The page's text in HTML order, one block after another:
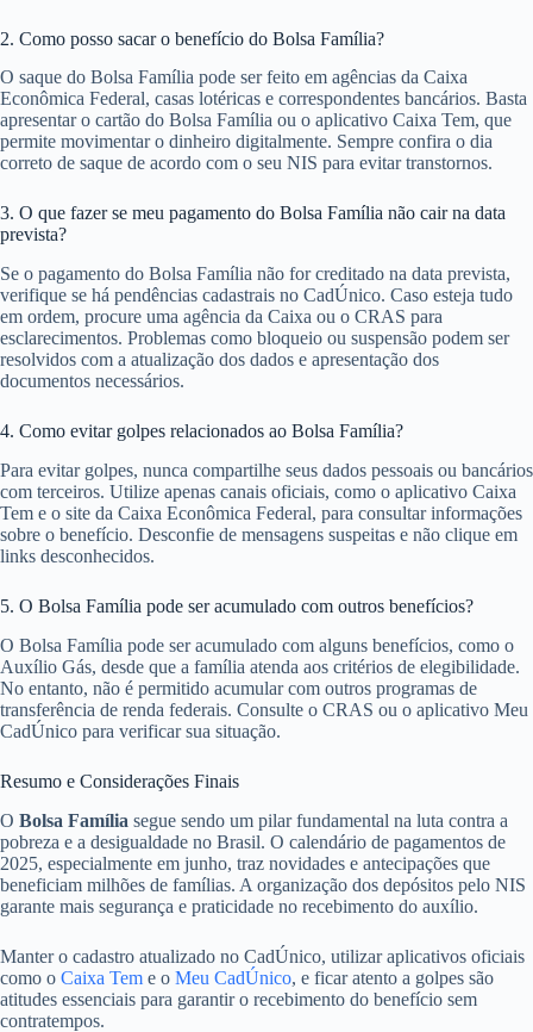
2. Como posso sacar o benefício do Bolsa Família?
O saque do Bolsa Família pode ser feito em agências da Caixa
Econômica Federal, casas lotéricas e correspondentes bancários. Basta
apresentar o cartão do Bolsa Família ou o aplicativo Caixa Tem, que
permite movimentar o dinheiro digitalmente. Sempre confira o dia
correto de saque de acordo com o seu NIS para evitar transtornos.
3. O que fazer se meu pagamento do Bolsa Família não cair na data
prevista?
Se o pagamento do Bolsa Família não for creditado na data prevista,
verifique se há pendências cadastrais no CadÚnico. Caso esteja tudo
em ordem, procure uma agência da Caixa ou o CRAS para
esclarecimentos. Problemas como bloqueio ou suspensão podem ser
resolvidos com a atualização dos dados e apresentação dos
documentos necessários.
4. Como evitar golpes relacionados ao Bolsa Família?
Para evitar golpes, nunca compartilhe seus dados pessoais ou bancários
com terceiros. Utilize apenas canais oficiais, como o aplicativo Caixa
Tem e o site da Caixa Econômica Federal, para consultar informações
sobre o benefício. Desconfie de mensagens suspeitas e não clique em
links desconhecidos.
5. O Bolsa Família pode ser acumulado com outros benefícios?
O Bolsa Família pode ser acumulado com alguns benefícios, como o
Auxílio Gás, desde que a família atenda aos critérios de elegibilidade.
No entanto, não é permitido acumular com outros programas de
transferência de renda federais. Consulte o CRAS ou o aplicativo Meu
CadÚnico para verificar sua situação.
Resumo e Considerações Finais
O Bolsa Família segue sendo um pilar fundamental na luta contra a
pobreza e a desigualdade no Brasil. O calendário de pagamentos de
2025, especialmente em junho, traz novidades e antecipações que
beneficiam milhões de famílias. A organização dos depósitos pelo NIS
garante mais segurança e praticidade no recebimento do auxílio.
Manter o cadastro atualizado no CadÚnico, utilizar aplicativos oficiais
como o Caixa Tem e o Meu CadÚnico, e ficar atento a golpes são
atitudes essenciais para garantir o recebimento do benefício sem
contratempos.